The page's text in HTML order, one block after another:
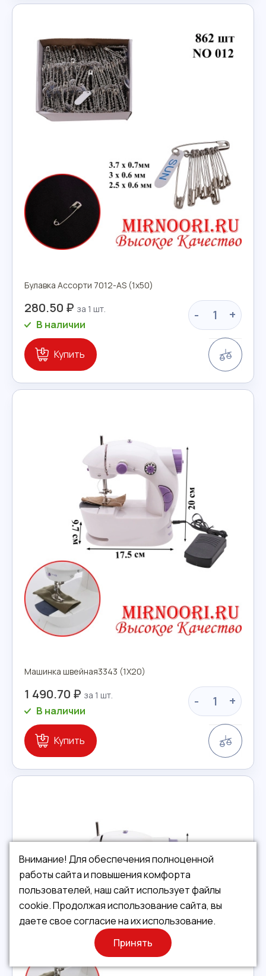
Булавка Ассорти 7012-AS (1х50)
280.50 ₽ - +
В наличии
Купить
Машинка швейная3343 (1Х20)
1 490.70 ₽ - +
В наличии
Купить
Внимание! Для обеспечения полноценной
работы сайта и повышения комфорта
пользователей, наш сайт использует файлы
cookie. Продолжая использование сайта, вы
даете свое согласие на их использование.
Принять